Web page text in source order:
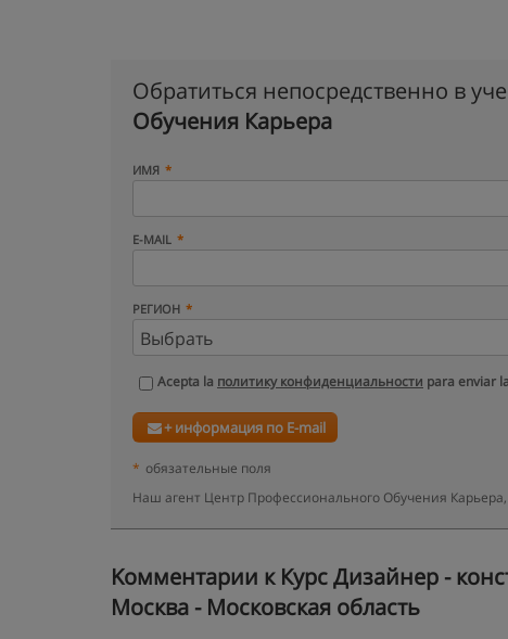
Обратиться непосредственно в
Обучения Карьера
ИМЯ
E-MAIL
РЕГИОН
Acepta la политику конфиденциальности para enviar
+ информация по E-mail
* обязательные поля
Наш агент Центр Профессионального Обучения
Kомментарии к Курс Дизайнер -
Москва - Московская область